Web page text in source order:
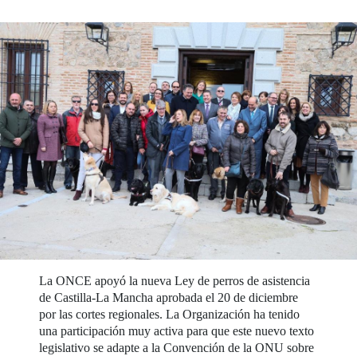
La ONCE apoyó la nueva Ley de perros de asistencia
de Castilla-La Mancha aprobada el 20 de diciembre
por las cortes regionales. La Organización ha tenido
una participación muy activa para que este nuevo texto
legislativo se adapte a la Convención de la ONU sobre